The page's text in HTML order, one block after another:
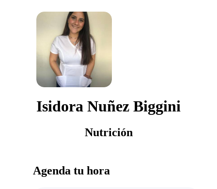
Isidora Nuñez Biggini
Nutrición
Agenda tu hora